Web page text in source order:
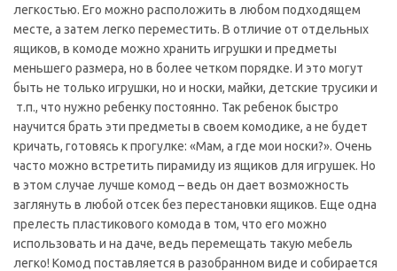
легкостью. Его можно расположить в любом подходящем
месте, а затем легко переместить. В отличие от отдельных
ящиков, в комоде можно хранить игрушки и предметы
меньшего размера, но в более четком порядке. И это могут
быть не только игрушки, но и носки, майки, детские трусики и
т.п., что нужно ребенку постоянно. Так ребенок быстро
научится брать эти предметы в своем комодике, а не будет
кричать, готовясь к прогулке: «Мам, а где мои носки?». Очень
часто можно встретить пирамиду из ящиков для игрушек. Но
в этом случае лучше комод – ведь он дает возможность
заглянуть в любой отсек без перестановки ящиков. Еще одна
прелесть пластикового комода в том, что его можно
использовать и на даче, ведь перемещать такую мебель
легко! Комод поставляется в разобранном виде и собирается